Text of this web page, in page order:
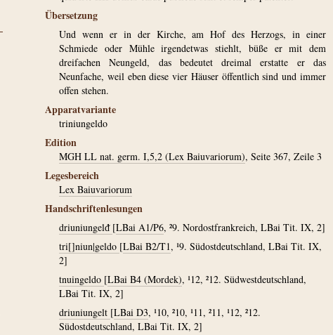
Übersetzung
Und wenn er in der Kirche, am Hof des Herzogs, in einer
Schmiede oder Mühle irgendetwas stiehlt, büße er mit dem
dreifachen Neungeld, das bedeutet dreimal erstatte er das
Neunfache, weil eben diese vier Häuser öffentlich sind und immer
offen stehen.
Apparatvariante
triniungeldo
Edition
MGH LL nat. germ. I,5,2 (Lex Baiuvariorum), Seite 367, Zeile 3
Legesbereich
Lex Baiuvariorum
Handschriftenlesungen
driuniungelᵭ [LBai A1/P6, ²9. Nordostfrankreich, LBai Tit. IX, 2]
tri[]niun|geldo [LBai B2/T1, ¹9. Südostdeutschland, LBai Tit. IX,
2]
tnuingeldo [LBai B4 (Mordek), ¹12, ²12. Südwestdeutschland,
LBai Tit. IX, 2]
driuniungelt [LBai D3, ¹10, ²10, ¹11, ²11, ¹12, ²12.
Südostdeutschland, LBai Tit. IX, 2]